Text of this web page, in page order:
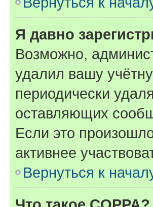
Я давно
Возможно,
удалил вашу
периодически
оставляющих
Если это
активнее
Вернуться к